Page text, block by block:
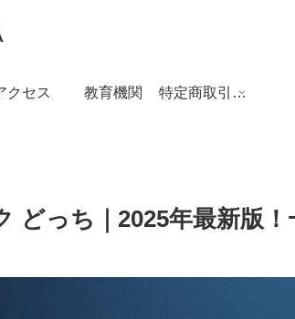
クセス 教育機関 特定商取引法に基づく表記
どっち｜2025年最新版！